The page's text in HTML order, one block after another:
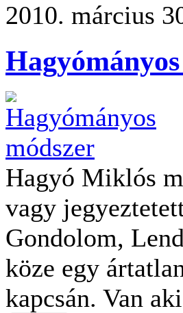
2010. március
Hagyó Miklós
vagy
Gondolom,
köze egy
kapcsán. Van